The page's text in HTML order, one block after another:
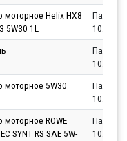
моторное Helix HX8
5W30 1L
Партнёр
Партнёр
моторное 5W30
Партнёр
моторное ROWE
SYNT RS SAE 5W-
Партнёр